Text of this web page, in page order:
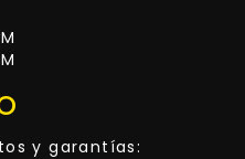
y garantías: